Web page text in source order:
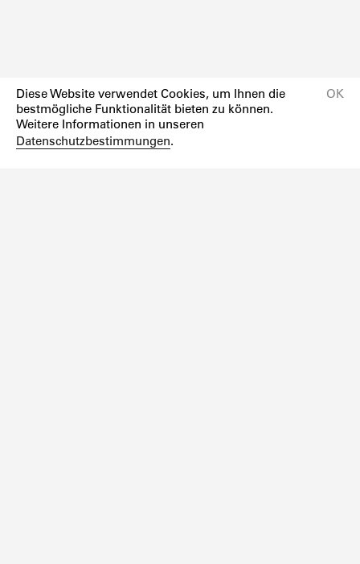
Diese Website verwendet Cookies, um Ihnen die
bestmögliche Funktionalität bieten zu können.
Weitere Informationen in unseren
Datenschutzbestimmungen.
OK